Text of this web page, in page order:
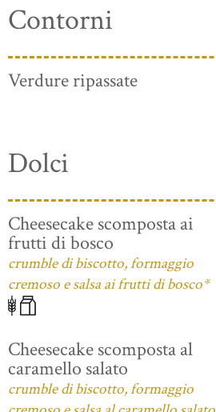
Contorni
Verdure ripassate
Dolci
Cheesecake scomposta ai
frutti di bosco
crumble di biscotto, formaggio
cremoso e salsa ai frutti di bosco*
Cheesecake scomposta al
caramello salato
crumble di biscotto, formaggio